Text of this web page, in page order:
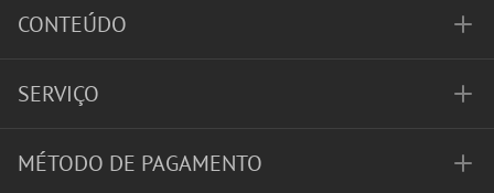
CONTEÚDO
SERVIÇO
MÉTODO DE PAGAMENTO